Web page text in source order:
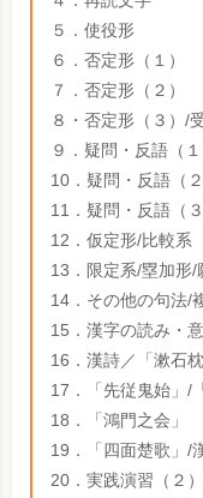
５．使役形
６．否定形（１）
７．否定形（２）
８・否定形（３）/
９．疑問・反語（１
10．疑問・反語（２
11．疑問・反語（
12．仮定形/比較系
13．限定系/塁加形/
14．その他の句法/
15．漢字の読み・
16．漢詩／「漱石枕
17．「先従鬼始」/
18．「鴻門之会」
19．「四面楚歌」/
20．実践演習（２）